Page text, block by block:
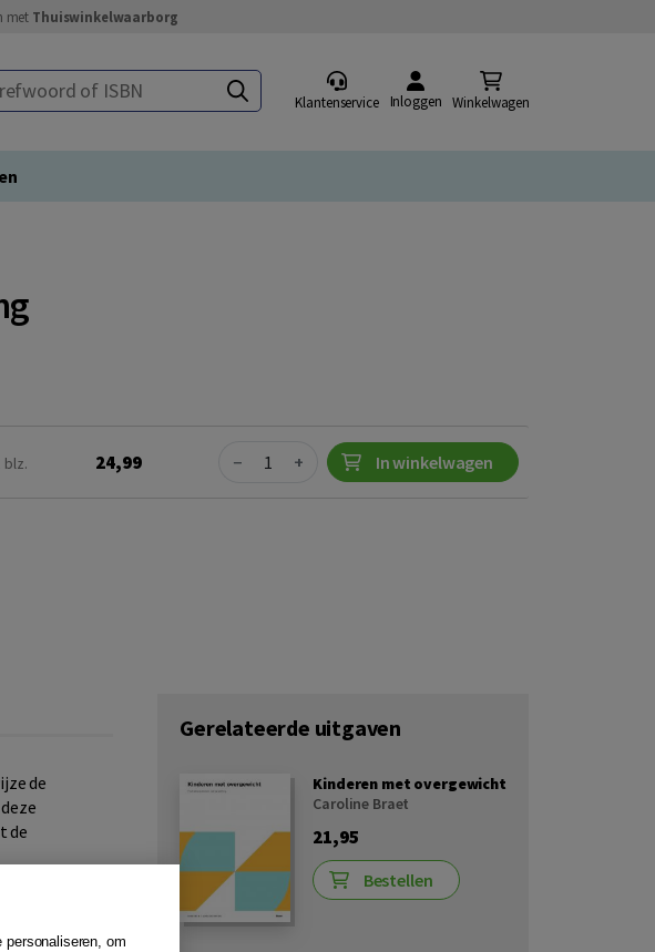
met Thuiswinkelwaarborg
of ISBN
Klantenservice Inloggen Winkelwagen
blz.
24,99 Quantity
− + In winkelwagen
de
de
Gerelateerde uitgaven
Kinderen met overgewicht
Caroline Braet
21,95
Bestellen
om